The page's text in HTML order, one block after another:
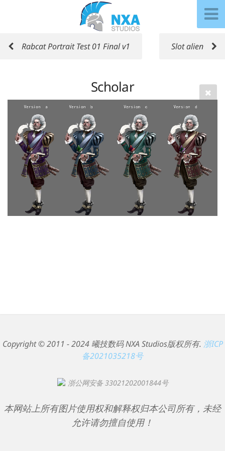
Rabcat Portrait Test 01 Final v1 Slot alien
Scholar
Copyright © 2011 - 2024 曦技数码 NXA Studios版权所有. 浙ICP
备2021035218号
浙公网安备 33021202001844号
本网站上所有图片使用权和解释权归本公司所有，未经
允许请勿擅自使用！